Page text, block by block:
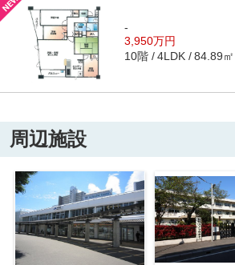
-
3,950万円
10階 4LDK 84.89㎡
周辺施設